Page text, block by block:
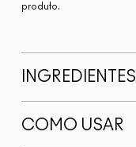
produto.
INGREDIENTES
COMO USAR